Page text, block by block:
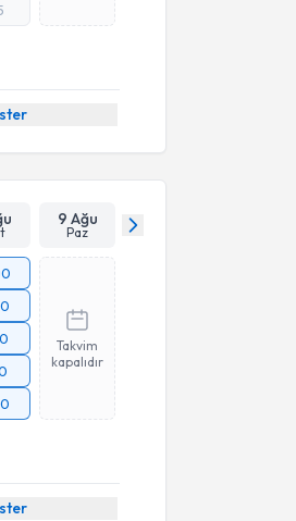
9 Ağu
Paz
Takvim
kapalıdır